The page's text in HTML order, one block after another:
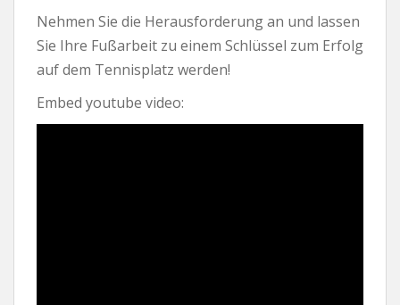
Nehmen Sie die Herausforderung an und lassen
Sie Ihre Fußarbeit zu einem Schlüssel zum Erfolg
auf dem Tennisplatz werden!
Embed youtube video: